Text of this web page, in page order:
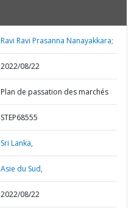
Ravi Ravi Prasanna Nanayakkara;
2022/08/22
Plan de passation des marchés
STEP68555
Sri Lanka,
Asie du Sud,
2022/08/22